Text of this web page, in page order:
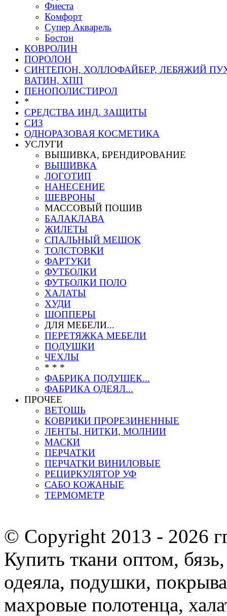
Фиеста
Комфорт
Супер Акварель
Бостон
КОВРОЛИН
ПОРОЛОН
СИНТЕПОН, ХОЛЛОФАЙБЕР, ЛЕБЯЖИЙ
ВАТИН, ХПП
ПЕНОПОЛИСТИРОЛ
*
СРЕДСТВА ИНД. ЗАЩИТЫ
СИЗ
ОДНОРАЗОВАЯ КОСМЕТИКА
УСЛУГИ
ВЫШИВКА, БРЕНДИРОВАНИЕ
ВЫШИВКА
ЛОГОТИП
НАНЕСЕНИЕ
ШЕВРОНЫ
МАССОВЫЙ ПОШИВ
БАЛАКЛАВА
ЖИЛЕТЫ
СПАЛЬНЫЙ МЕШОК
ТОЛСТОВКИ
ФАРТУКИ
ФУТБОЛКИ
ФУТБОЛКИ ПОЛО
ХАЛАТЫ
ХУДИ
ШОППЕРЫ
ДЛЯ МЕБЕЛИ...
ПЕРЕТЯЖКА МЕБЕЛИ
ПОДУШКИ
ЧЕХЛЫ
* * *
ФАБРИКА ПОДУШЕК...
ФАБРИКА ОДЕЯЛ...
ПРОЧЕЕ
ВЕТОШЬ
КОВРИКИ ПРОРЕЗИНЕННЫЕ
ЛЕНТЫ, НИТКИ, МОЛНИИ
МАСКИ
ПЕРЧАТКИ
ПЕРЧАТКИ ВИНИЛОВЫЕ
РЕЦИРКУЛЯТОР УФ
САБО КОЖАНЫЕ
ТЕРМОМЕТР
© Copyright 2013 - 2026
Купить ткани оптом,
одеяла, подушки,
махровые полотенца,